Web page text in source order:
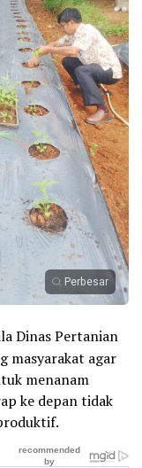
Perbesar
Dinas Pertanian
masyarakat agar
menanam
ke depan tidak